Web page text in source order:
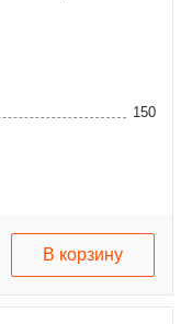
150
В корзину